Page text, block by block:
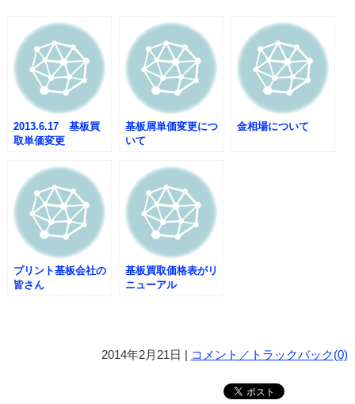
2013.6.17 基板買
取単価変更
基板屑単価変更につ
いて
金相場について
プリント基板会社の
皆さん
基板買取価格表がリ
ニューアル
2014年2月21日 | コメント／トラックバック(0)